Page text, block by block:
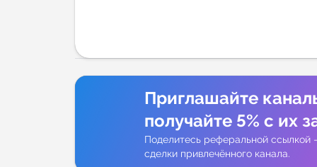
Приглашайте
получайте 5% с их
Поделитесь реферальной ссылкой
сделки привлечённого канала.